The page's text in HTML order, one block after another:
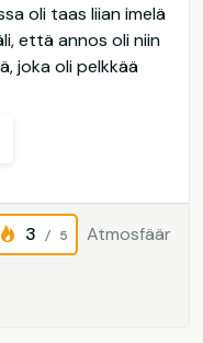
oli taas liian imelä
että annos oli niin
joka oli pelkkää
3 / 5 Atmosfäär